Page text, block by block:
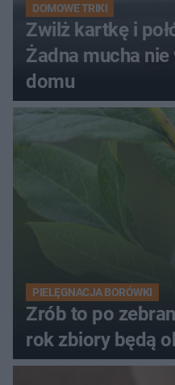
DOMOWE TRIKI
Zwilż kartkę i
Żadna mucha
domu
PIELĘGNACJA BORÓWKI
Zrób to po
rok zbiory będą